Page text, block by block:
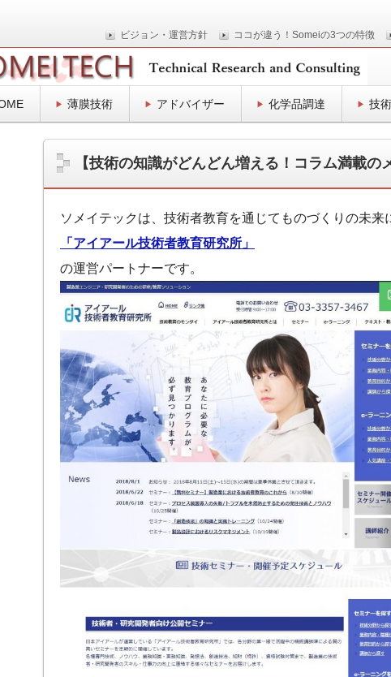
ビジョン・運営方針 ココが違う！Someiの3つの特徴
ロセスの技術士事務所
薄膜技術 アドバイザー 化学品調達 技
【技術の知識がどんどん増える！コラム満載の
ソメイテックは、技術者教育を通じてものづくりの未来
「アイアール技術者教育研究所」
の運営パートナーです。